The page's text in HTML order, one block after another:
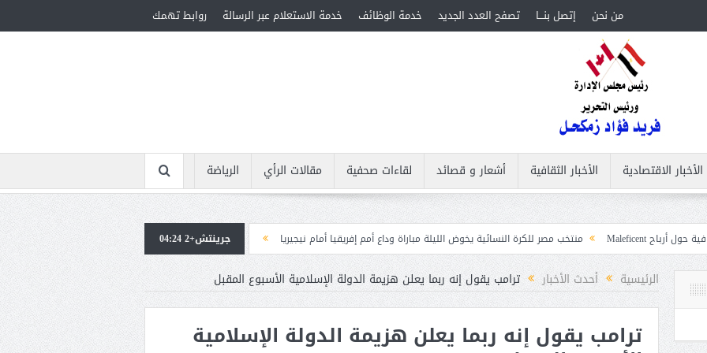
من نحن إتصل بنـــا تصفح العدد الجديد خدمة الوظائف خدمة الاستعلام عبر الرسالة روابط تهمك
الأخبار الاقتصادية الأخبار الثقافية أشعار و قصائد لقاءات صحفية مقالات الرأي
الرياضة
منتخب مصر للكرة النسائية يخوض الليلة مباراة وداع أمم إفريقيا أمام نيجيريا
استقبال جماهيرى حاشد لمحمد صلاح لدى وصوله إلى تركيا لإتمام انتقاله إلى
جرينتش+2 04:24
الرئيسية أحدث الأخبار ترامب يقول إنه ربما يعلن هزيمة الدولة الإسلامية الأسبوع المقبل
ترامب يقول إنه ربما يعلن هزيمة الدولة الإسلامية